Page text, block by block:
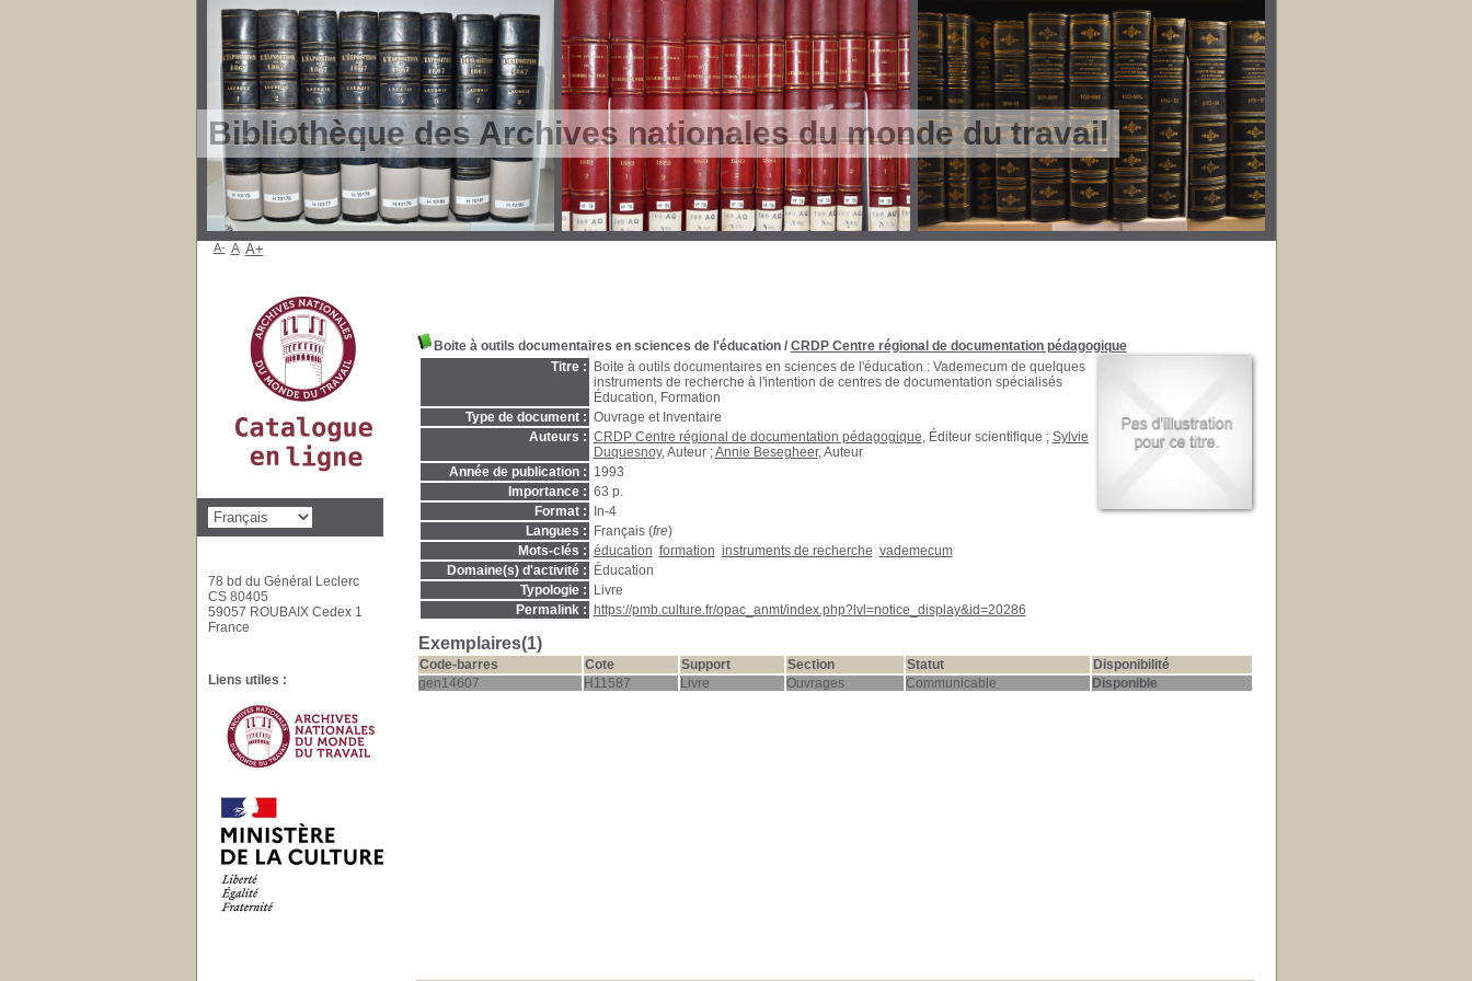
Bibliothèque des Archives nationales du monde du travail
Boite à outils documentaires en sciences de l'éducation/ CRDP Centre régional de documentation pédagogique
Titre :
Boite à outils documentaires en sciences de l'éducation : Vademecum de quelques
instruments de recherche à l'intention de centres de documentation spécialisés
Éducation, Formation
Type de document : Ouvrage et Inventaire
Auteurs : CRDP Centre régional de documentation pédagogique, Éditeur scientifique ; Sylvie
Duquesnoy, Auteur ;Annie Besegheer, Auteur
Année de publication : 1993
Importance : 63 p.
Format :
In-4
Langues :
Français (fre)
Mots-clés : éducation formation instruments de recherche vademecum
Domaine(s) d'activité :
Éducation
Typologie :
Livre
Permalink :
https://pmb.culture.fr/opac_anmt/index.php?lvl=notice_display&id=20286
Exemplaires(1)
Code-barres Cote Support Section Statut
Disponibilité
gen14607
H11587 Livre Ouvrages Communicable Disponible
A- A A+
78 bd du Général Leclerc
CS 80405
59057 ROUBAIX Cedex 1
France
Liens utiles :